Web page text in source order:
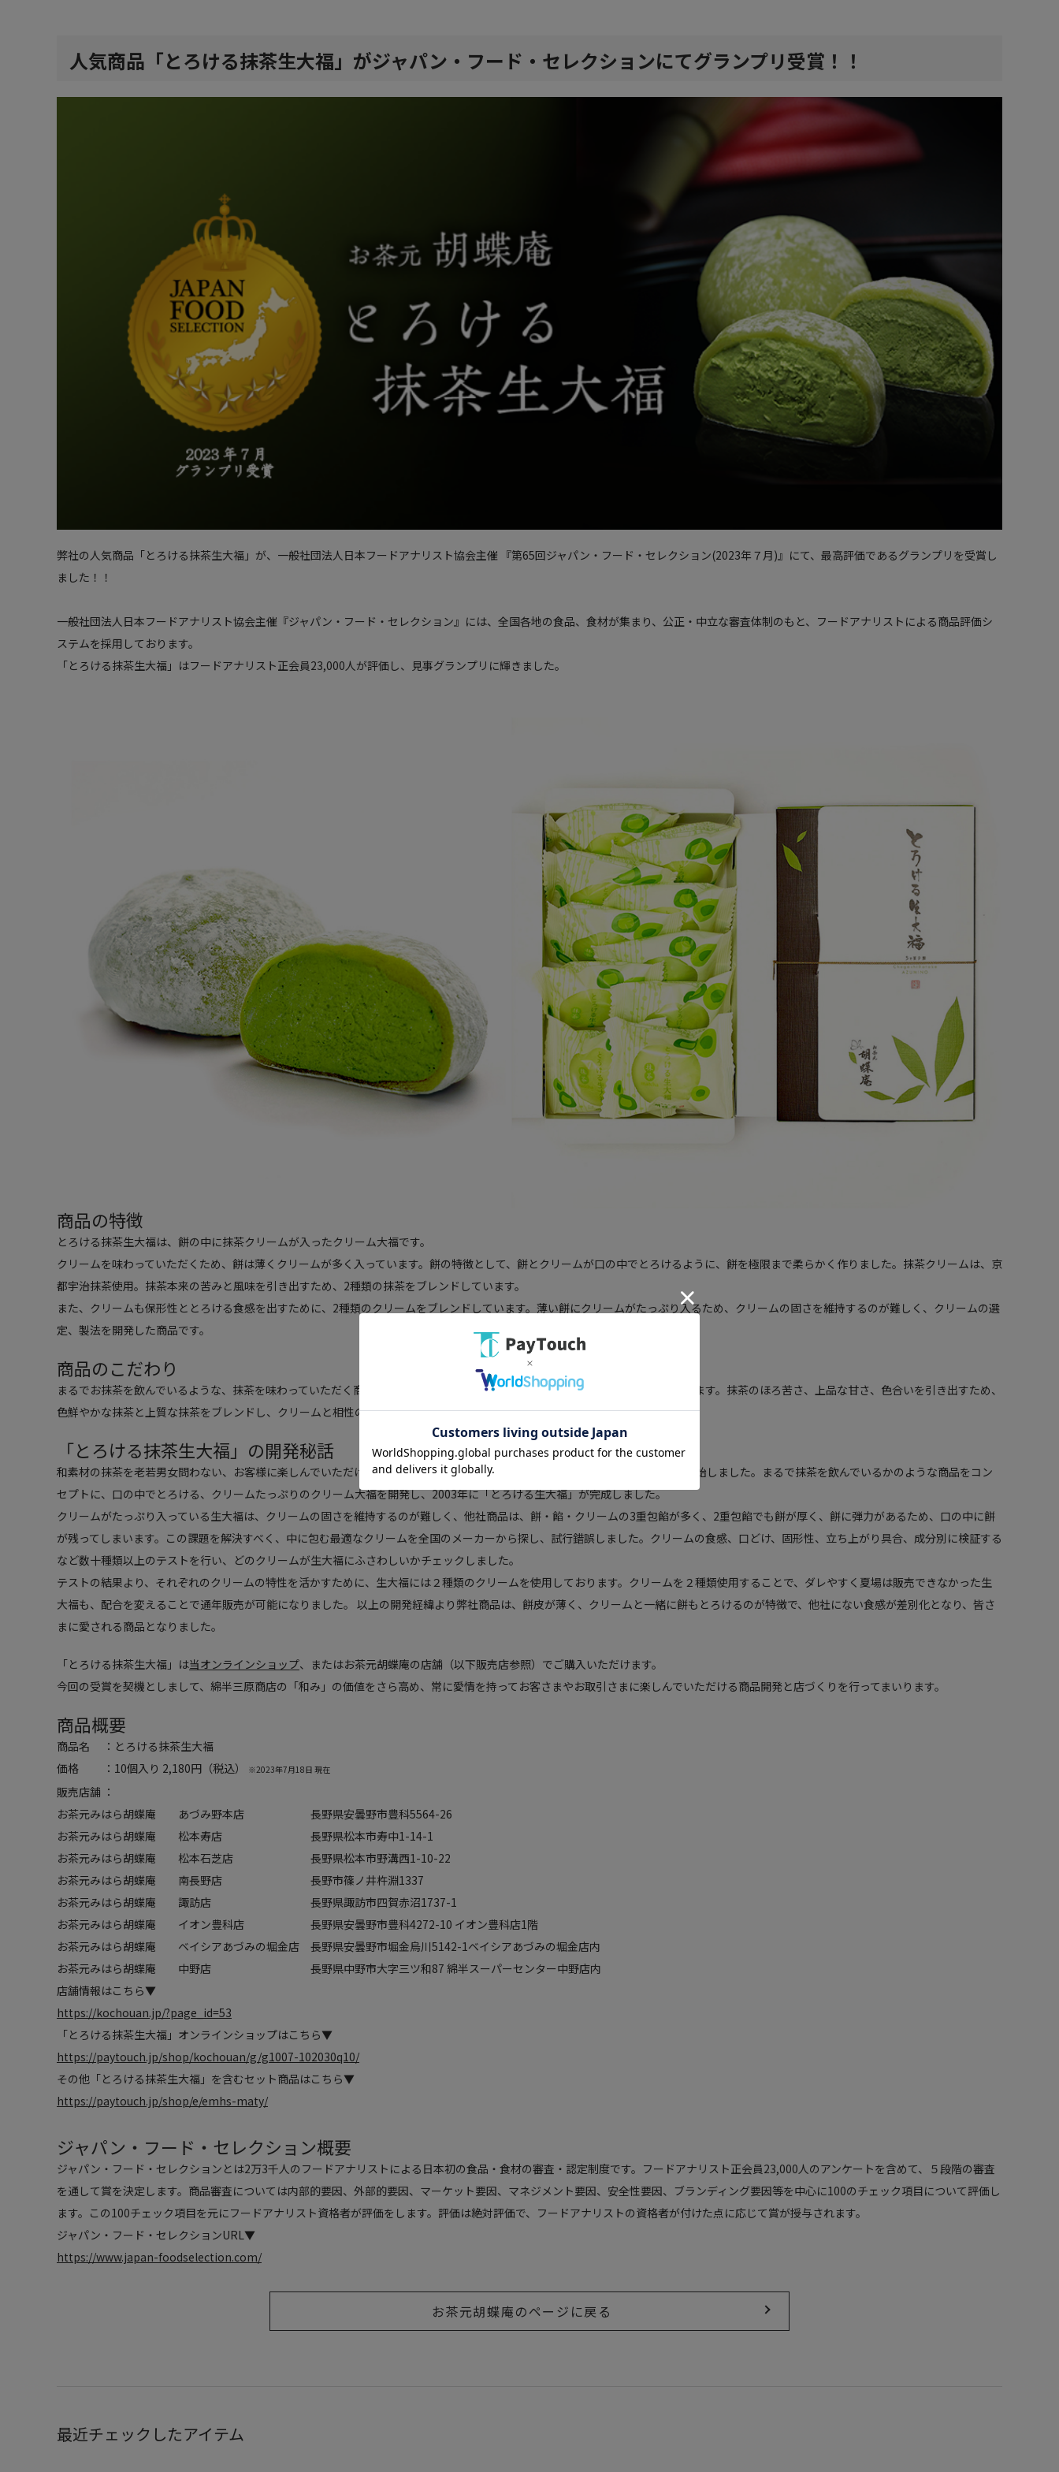
人気商品「とろける抹茶生大福」がジャパン・フード・セレクションにてグランプリ受賞！！
弊社の人気商品「とろける抹茶生大福」が、一般社団法人日本フードアナリスト協会主催 『第65回ジャパン・フード・セレクション(2023年７月)』にて、最高評価であるグランプリを受賞し
ました！！
一般社団法人日本フードアナリスト協会主催『ジャパン・フード・セレクション』には、全国各地の食品、食材が集まり、公正・中立な審査体制のもと、フードアナリストによる商品評価シ
ステムを採用しております。
「とろける抹茶生大福」はフードアナリスト正会員23,000人が評価し、見事グランプリに輝きました。
商品の特徴
とろける抹茶生大福は、餅の中に抹茶クリームが入ったクリーム大福です。
クリームを味わっていただくため、餅は薄くクリームが多く入っています。餅の特徴として、餅とクリームが口の中でとろけるように、餅を極限まで柔らかく作りました。抹茶クリームは、京
都宇治抹茶使用。抹茶本来の苦みと風味を引き出すため、2種類の抹茶をブレンドしています。
また、クリームも保形性ととろける食感を出すために、2種類のクリームをブレンドしています。薄い餅にクリームがたっぷり入るため、クリームの固さを維持するのが難しく、クリームの選
定、製法を開発した商品です。
商品のこだわり
まるでお抹茶を飲んでいるような、抹茶を味わっていただく商品であるため、抹茶の香り、味が口の中で広がる商品に仕上げています。抹茶のほろ苦さ、上品な甘さ、色合いを引き出すため、
色鮮やかな抹茶と上質な抹茶をブレンドし、クリームと相性の良い抹茶を選定して抹茶クリームを作りました。
「とろける抹茶生大福」の開発秘話
和素材の抹茶を老若男女問わない、お客様に楽しんでいただける商品を考え、和菓子の定番商品にある大福を和洋折衷で試作を開始しました。まるで抹茶を飲んでいるかのような商品をコン
セプトに、口の中でとろける、クリームたっぷりのクリーム大福を開発し、2003年に「とろける生大福」が完成しました。
クリームがたっぷり入っている生大福は、クリームの固さを維持するのが難しく、他社商品は、餅・餡・クリームの3重包餡が多く、2重包餡でも餅が厚く、餅に弾力があるため、口の中に餅
が残ってしまいます。この課題を解決すべく、中に包む最適なクリームを全国のメーカーから探し、試行錯誤しました。クリームの食感、口どけ、固形性、立ち上がり具合、成分別に検証する
など数十種類以上のテストを行い、どのクリームが生大福にふさわしいかチェックしました。
テストの結果より、それぞれのクリームの特性を活かすために、生大福には２種類のクリームを使用しております。クリームを２種類使用することで、ダレやすく夏場は販売できなかった生
大福も、配合を変えることで通年販売が可能になりました。 以上の開発経緯より弊社商品は、餅皮が薄く、クリームと一緒に餅もとろけるのが特徴で、他社にない食感が差別化となり、皆さ
まに愛される商品となりました。
「とろける抹茶生大福」は当オンラインショップ、またはお茶元胡蝶庵の店舗（以下販売店参照）でご購入いただけます。
今回の受賞を契機としまして、綿半三原商店の「和み」の価値をさら高め、常に愛情を持ってお客さまやお取引さまに楽しんでいただける商品開発と店づくりを行ってまいります。
商品概要
商品名 ：とろける抹茶生大福
価格 ：10個入り 2,180円（税込）
※2023年7月18日 現在
販売店舗 ：
お茶元みはら胡蝶庵 あづみ野本店 長野県安曇野市豊科5564-26
お茶元みはら胡蝶庵 松本寿店 長野県松本市寿中1-14-1
お茶元みはら胡蝶庵 松本石芝店 長野県松本市野溝西1-10-22
お茶元みはら胡蝶庵 南長野店 長野市篠ノ井杵淵1337
お茶元みはら胡蝶庵 諏訪店 長野県諏訪市四賀赤沼1737-1
お茶元みはら胡蝶庵 イオン豊科店 長野県安曇野市豊科4272-10 イオン豊科店1階
お茶元みはら胡蝶庵 ベイシアあづみの堀金店 長野県安曇野市堀金烏川5142-1ベイシアあづみの堀金店内
お茶元みはら胡蝶庵 中野店 長野県中野市大字三ツ和87 綿半スーパーセンター中野店内
店舗情報はこちら▼
https://kochouan.jp/?page_id=53
「とろける抹茶生大福」オンラインショップはこちら▼
https://paytouch.jp/shop/kochouan/g/g1007-102030q10/
その他「とろける抹茶生大福」を含むセット商品はこちら▼
https://paytouch.jp/shop/e/emhs-maty/
ジャパン・フード・セレクション概要
ジャパン・フード・セレクションとは2万3千人のフードアナリストによる日本初の食品・食材の審査・認定制度です。フードアナリスト正会員23,000人のアンケートを含めて、５段階の審査
を通して賞を決定します。商品審査については内部的要因、外部的要因、マーケット要因、マネジメント要因、安全性要因、ブランディング要因等を中心に100のチェック項目について評価し
ます。この100チェック項目を元にフードアナリスト資格者が評価をします。評価は絶対評価で、フードアナリストの資格者が付けた点に応じて賞が授与されます。
ジャパン・フード・セレクションURL▼
https://www.japan-foodselection.com/
お茶元胡蝶庵のページに戻る
最近チェックしたアイテム